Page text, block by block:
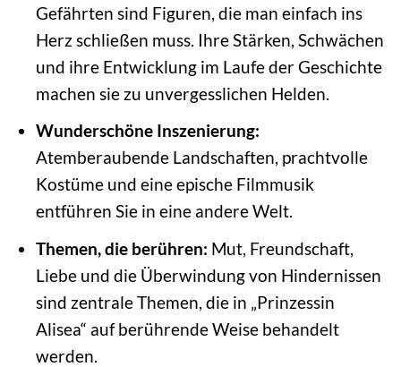
Gefährten sind Figuren, die man einfach ins
Herz schließen muss. Ihre Stärken, Schwächen
und ihre Entwicklung im Laufe der Geschichte
machen sie zu unvergesslichen Helden.
Wunderschöne Inszenierung:
Atemberaubende Landschaften, prachtvolle
Kostüme und eine epische Filmmusik
entführen Sie in eine andere Welt.
Themen, die berühren: Mut, Freundschaft,
Liebe und die Überwindung von Hindernissen
sind zentrale Themen, die in „Prinzessin
Alisea“ auf berührende Weise behandelt
werden.